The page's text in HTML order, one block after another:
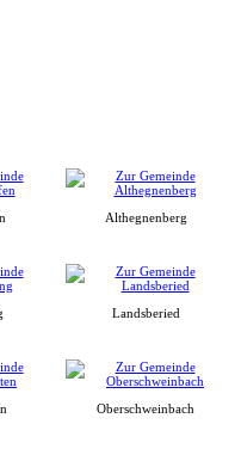
Althegnenberg
Landsberied
Oberschweinbach